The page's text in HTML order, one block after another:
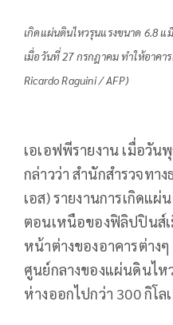
เกิดแผ่นดินไหวรุนแรงขนาด 6.8
เมื่อวันที่ 27 กรกฎาคม ทำให้อาค
Ricardo Raguini / AFP)
เอเอฟพีรายงาน เมื่อวัน
กล่าวว่า สำนักสำรวจทา
เอส) รายงานการเกิดแ
ตอนเหนือของฟิลิปปินส์
หน้าต่างของอาคารต่าง
ศูนย์กลางของแผ่นดินไห
ห่างออกไปกว่า 300 กิโล